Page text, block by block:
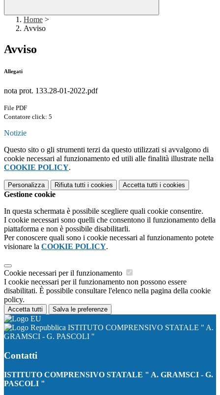
Home >
Avviso
Avviso
Allegati
nota prot. 133.28-01-2022.pdf
File PDF
Contatore click: 5
Notizie
Questo sito o gli strumenti terzi da questo utilizzati si avvalgono di
cookie necessari al funzionamento ed utili alle finalità illustrate nella
COOKIE POLICY.
Personalizza Rifiuta tutti i cookies Accetta tutti i cookies
Gestione cookie
In questa schermata è possibile scegliere quali cookie consentire.
I cookie necessari sono quelli che consentono il funzionamento della
piattaforma e non è possibile disabilitarli.
Per conoscere quali sono i cookie necessari al funzionamento potete
visionare la COOKIE POLICY.
Cookie necessari per il funzionamento
I cookie necessari per il funzionamento non possono essere
disabilitati. È possibile consultare l'elenco nella pagina della cookie
policy.
Accetta tutti Salva le preferenze
ISTITUTO COMPRENSIVO STATALE " A.
GRAMSCI - G. PASCOLI "
Contatti
ISTITUTO COMPRENSIVO STATALE " A. GRAMSCI - G.
PASCOLI "